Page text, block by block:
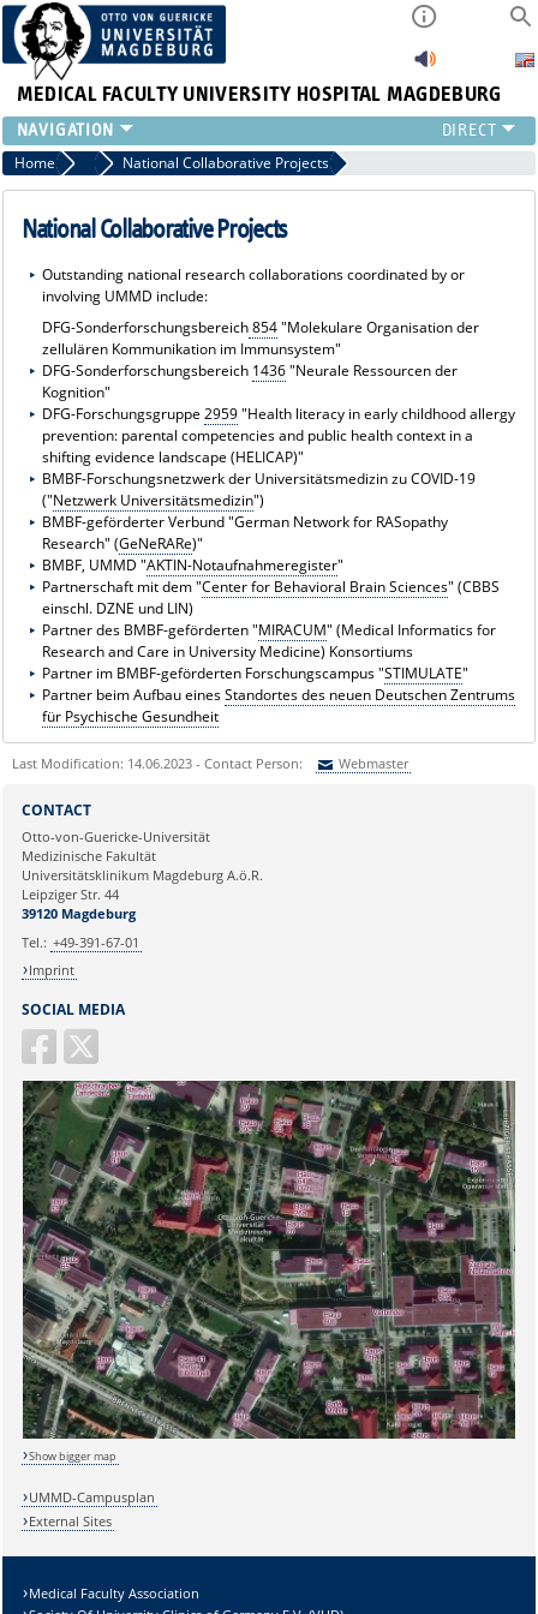
MEDICAL FACULTY UNIVERSITY HOSPITAL MAGDEBURG
INSTITUTE
CLINIC
CENTRAL FACILITIES
PRESS
INTERNATIONAL
INTRANET
ABOUT US
Home Joint Projects of the University Medical Center Magdeburg
National Collaborative Projects
National Collaborative Projects
Outstanding national research collaborations coordinated by or
involving UMMD include:
DFG-Sonderforschungsbereich854"Molekulare Organisation der
zellulären Kommunikation im Immunsystem"
DFG-Sonderforschungsbereich 1436"Neurale Ressourcen der
Kognition"
DFG-Forschungsgruppe2959"Health literacy in early childhood allergy
prevention: parental competencies and public health context in a
shifting evidence landscape (HELICAP)"
BMBF-Forschungsnetzwerk der Universitätsmedizin zu COVID-19
("Netzwerk Universitätsmedizin")
BMBF-geförderter Verbund "German Network for RASopathy
Research" (GeNeRARe)"
BMBF, UMMD "AKTIN-Notaufnahmeregister"
Partnerschaft mit dem "Center for Behavioral Brain Sciences" (CBBS
einschl. DZNE und LIN)
Partner des BMBF-geförderten "MIRACUM" (Medical Informatics for
Research and Care in University Medicine) Konsortiums
Partner im BMBF-geförderten Forschungscampus "STIMULATE"
Partner beim Aufbau einesStandortes des neuen Deutschen Zentrums
für Psychische Gesundheit
Last Modification: 14.06.2023 - Contact Person: Webmaster
Ihre E-Mailadresse:
Ihr Anliegen:
Sicherheitsabfrage:
Lösung:
SOCIAL MEDIA
CONTACT
Otto-von-Guericke-Universität
Medizinische Fakultät
Universitätsklinikum Magdeburg A.ö.R.
Leipziger Str. 44
39120 Magdeburg
Tel.: +49-391-67-01
Imprint
Show bigger map
UMMD-Campusplan
External Sites
Medical Faculty Association